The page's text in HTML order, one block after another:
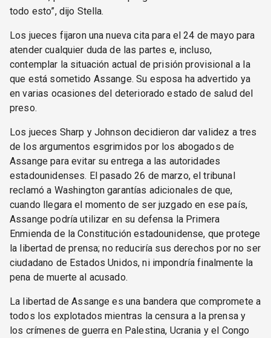
todo esto”, dijo Stella.
Los jueces fijaron una nueva cita para el 24 de mayo para
atender cualquier duda de las partes e, incluso,
contemplar la situación actual de prisión provisional a la
que está sometido Assange. Su esposa ha advertido ya
en varias ocasiones del deteriorado estado de salud del
preso.
Los jueces Sharp y Johnson decidieron dar validez a tres
de los argumentos esgrimidos por los abogados de
Assange para evitar su entrega a las autoridades
estadounidenses. El pasado 26 de marzo, el tribunal
reclamó a Washington garantías adicionales de que,
cuando llegara el momento de ser juzgado en ese país,
Assange podría utilizar en su defensa la Primera
Enmienda de la Constitución estadounidense, que protege
la libertad de prensa; no reduciría sus derechos por no ser
ciudadano de Estados Unidos, ni impondría finalmente la
pena de muerte al acusado.
La libertad de Assange es una bandera que compromete a
todos los explotados mientras la censura a la prensa y
los crímenes de guerra en Palestina, Ucrania y el Congo